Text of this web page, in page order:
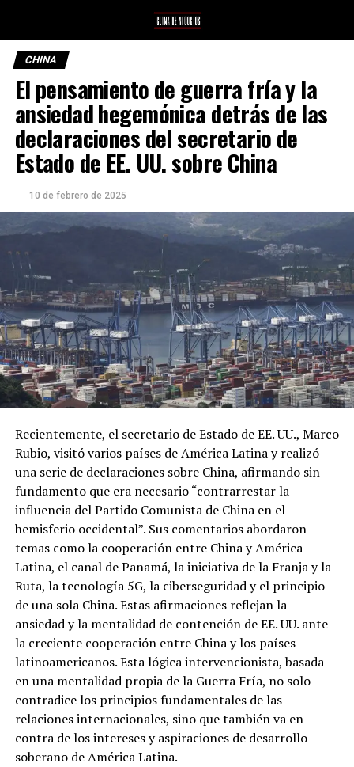
CHINA
El pensamiento de guerra fría y la
ansiedad hegemónica detrás de las
declaraciones del secretario de
Estado de EE. UU. sobre China
10 de febrero de 2025
Recientemente, el secretario de Estado de EE. UU., Marco
Rubio, visitó varios países de América Latina y realizó
una serie de declaraciones sobre China, afirmando sin
fundamento que era necesario “contrarrestar la
influencia del Partido Comunista de China en el
hemisferio occidental”. Sus comentarios abordaron
temas como la cooperación entre China y América
Latina, el canal de Panamá, la iniciativa de la Franja y la
Ruta, la tecnología 5G, la ciberseguridad y el principio
de una sola China. Estas afirmaciones reflejan la
ansiedad y la mentalidad de contención de EE. UU. ante
la creciente cooperación entre China y los países
latinoamericanos. Esta lógica intervencionista, basada
en una mentalidad propia de la Guerra Fría, no solo
contradice los principios fundamentales de las
relaciones internacionales, sino que también va en
contra de los intereses y aspiraciones de desarrollo
soberano de América Latina.